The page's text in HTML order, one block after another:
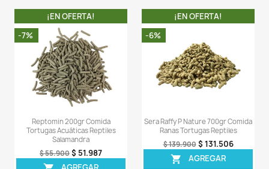
- Bolsas o tarros originales donde viene el producto.
Comentarios (0)